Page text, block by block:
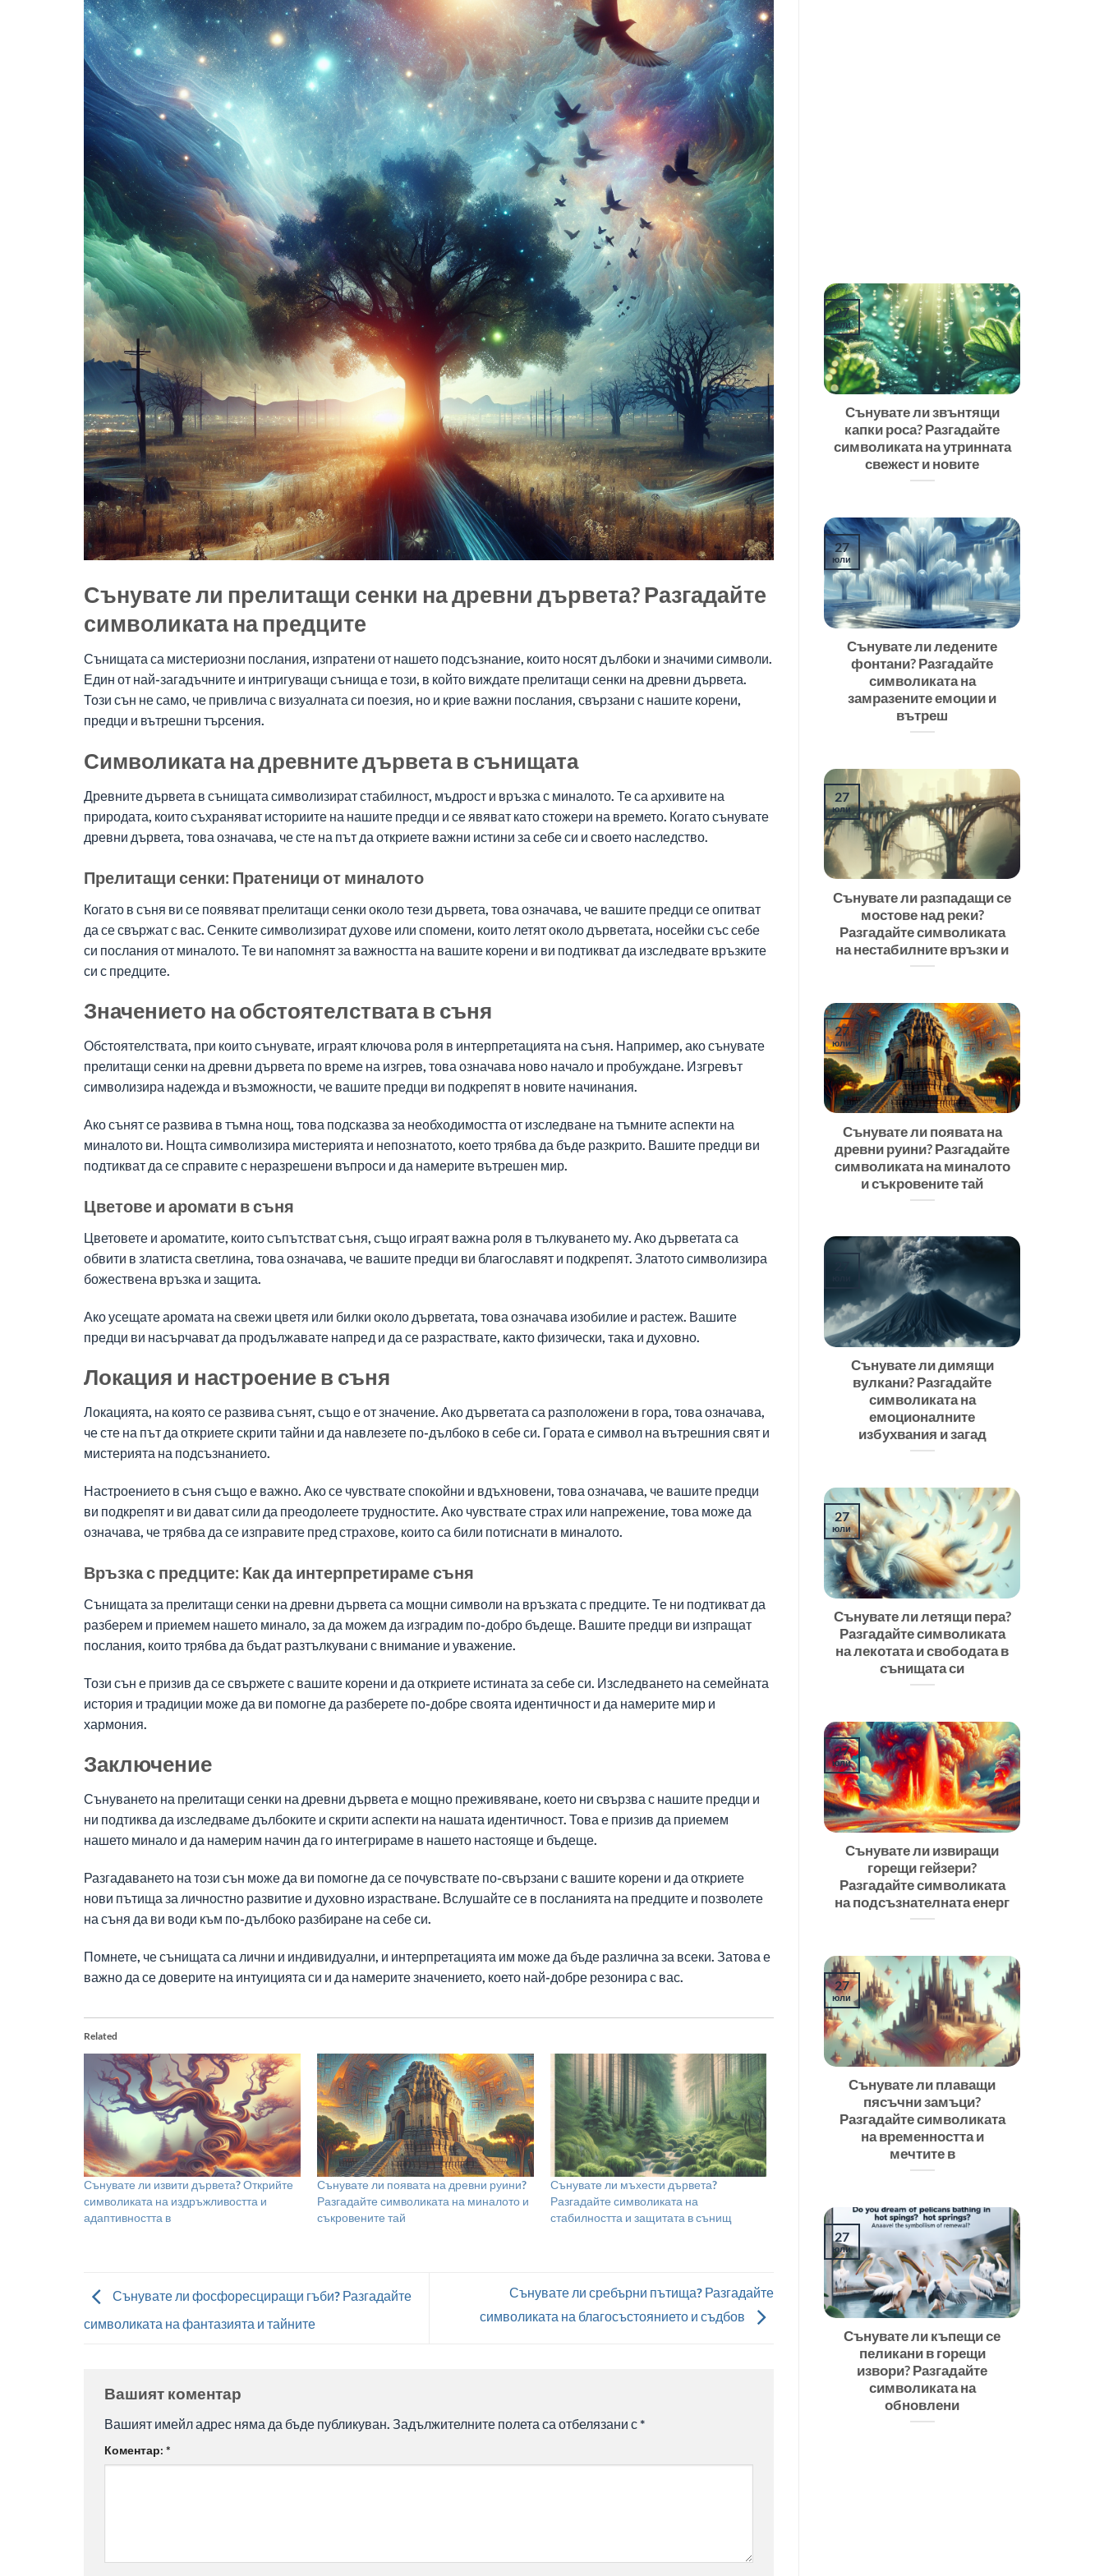
Сънувате ли прелитащи сенки на древни дървета? Разгадайте
символиката на предците
Сънищата са мистериозни послания, изпратени от нашето подсъзнание, които носят дълбоки и значими символи.
Един от най-загадъчните и интригуващи сънища е този, в който виждате прелитащи сенки на древни дървета.
Този сън не само, че привлича с визуалната си поезия, но и крие важни послания, свързани с нашите корени,
предци и вътрешни търсения.
Символиката на древните дървета в сънищата
Древните дървета в сънищата символизират стабилност, мъдрост и връзка с миналото. Те са архивите на
природата, които съхраняват историите на нашите предци и се явяват като стожери на времето. Когато сънувате
древни дървета, това означава, че сте на път да откриете важни истини за себе си и своето наследство.
Прелитащи сенки: Пратеници от миналото
Когато в съня ви се появяват прелитащи сенки около тези дървета, това означава, че вашите предци се опитват
да се свържат с вас. Сенките символизират духове или спомени, които летят около дърветата, носейки със себе
си послания от миналото. Те ви напомнят за важността на вашите корени и ви подтикват да изследвате връзките
си с предците.
Значението на обстоятелствата в съня
Обстоятелствата, при които сънувате, играят ключова роля в интерпретацията на съня. Например, ако сънувате
прелитащи сенки на древни дървета по време на изгрев, това означава ново начало и пробуждане. Изгревът
символизира надежда и възможности, че вашите предци ви подкрепят в новите начинания.
Ако сънят се развива в тъмна нощ, това подсказва за необходимостта от изследване на тъмните аспекти на
миналото ви. Нощта символизира мистерията и непознатото, което трябва да бъде разкрито. Вашите предци ви
подтикват да се справите с неразрешени въпроси и да намерите вътрешен мир.
Цветове и аромати в съня
Цветовете и ароматите, които съпътстват съня, също играят важна роля в тълкуването му. Ако дърветата са
обвити в златиста светлина, това означава, че вашите предци ви благославят и подкрепят. Златото символизира
божествена връзка и защита.
Ако усещате аромата на свежи цветя или билки около дърветата, това означава изобилие и растеж. Вашите
предци ви насърчават да продължавате напред и да се разраствате, както физически, така и духовно.
Локация и настроение в съня
Локацията, на която се развива сънят, също е от значение. Ако дърветата са разположени в гора, това означава,
че сте на път да откриете скрити тайни и да навлезете по-дълбоко в себе си. Гората е символ на вътрешния свят и
мистерията на подсъзнанието.
Настроението в съня също е важно. Ако се чувствате спокойни и вдъхновени, това означава, че вашите предци
ви подкрепят и ви дават сили да преодолеете трудностите. Ако чувствате страх или напрежение, това може да
означава, че трябва да се изправите пред страхове, които са били потиснати в миналото.
Връзка с предците: Как да интерпретираме съня
Сънищата за прелитащи сенки на древни дървета са мощни символи на връзката с предците. Те ни подтикват да
разберем и приемем нашето минало, за да можем да изградим по-добро бъдеще. Вашите предци ви изпращат
послания, които трябва да бъдат разтълкувани с внимание и уважение.
Този сън е призив да се свържете с вашите корени и да откриете истината за себе си. Изследването на семейната
история и традиции може да ви помогне да разберете по-добре своята идентичност и да намерите мир и
хармония.
Заключение
Сънуването на прелитащи сенки на древни дървета е мощно преживяване, което ни свързва с нашите предци и
ни подтиква да изследваме дълбоките и скрити аспекти на нашата идентичност. Това е призив да приемем
нашето минало и да намерим начин да го интегрираме в нашето настояще и бъдеще.
Разгадаването на този сън може да ви помогне да се почувствате по-свързани с вашите корени и да откриете
нови пътища за личностно развитие и духовно израстване. Вслушайте се в посланията на предците и позволете
на съня да ви води към по-дълбоко разбиране на себе си.
Помнете, че сънищата са лични и индивидуални, и интерпретацията им може да бъде различна за всеки. Затова е
важно да се доверите на интуицията си и да намерите значението, което най-добре резонира с вас.
Related
Сънувате ли извити дървета? Открийте
символиката на издръжливостта и
адаптивността в
Сънувате ли появата на древни руини?
Разгадайте символиката на миналото и
съкровените тай
Сънувате ли мъхести дървета?
Разгадайте символиката на
стабилността и защитата в сънищ
Сънувате ли фосфоресциращи гъби? Разгадайте
символиката на фантазията и тайните
Сънувате ли сребърни пътища? Разгадайте
символиката на благосъстоянието и съдбов
Вашият коментар
Вашият имейл адрес няма да бъде публикуван. Задължителните полета са отбелязани с*
Коментар: *
Сънувате ли звънтящи
капки роса? Разгадайте
символиката на утринната
свежест и новите
27
юли
Сънувате ли ледените
фонтани? Разгадайте
символиката на
замразените емоции и
вътреш
27
юли
Сънувате ли разпадащи се
мостове над реки?
Разгадайте символиката
на нестабилните връзки и
27
юли
Сънувате ли появата на
древни руини? Разгадайте
символиката на миналото
и съкровените тай
27
юли
Сънувате ли димящи
вулкани? Разгадайте
символиката на
емоционалните
избухвания и загад
Сънувате ли летящи пера?
Разгадайте символиката
на лекотата и свободата в
сънищата си
27
юли
Сънувате ли извиращи
горещи гейзери?
Разгадайте символиката
на подсъзнателната енерг
27
юли
Сънувате ли плаващи
пясъчни замъци?
Разгадайте символиката
на временността и
мечтите в
27
юли
Сънувате ли къпещи се
пеликани в горещи
извори? Разгадайте
символиката на
обновлени
27
юли